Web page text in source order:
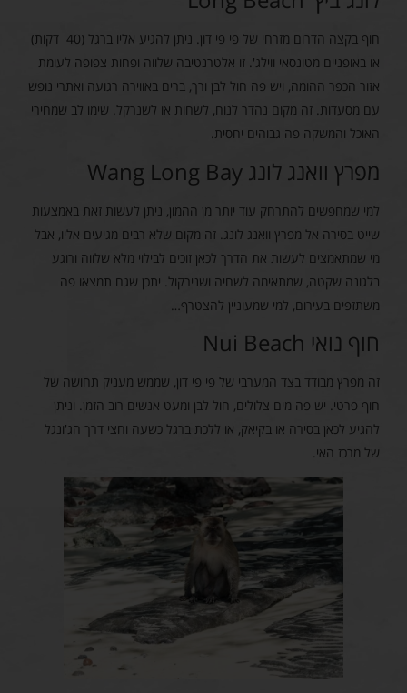
חוף בקצה הדרום מזרחי של פי פי דון. ניתן להגיע אליו ברגל (40 דקות)
או באופניים מטונסאי ווילג'. זו אלטרנטיבה שלווה ופחות צפופה לעומת
אזור הכפר ההומה, ויש פה חול לבן ורך, ברים באווירה רגועה ואתרי נופש
עם מסעדות. זה מקום נהדר לנוח, לשחות או לשנרקל. שימו לב שמחירי
האוכל והמשקה פה גבוהים יחסית.
מפרץ וואנג לונג Wang Long Bay
למי שמחפשים להתרחק עוד יותר מן ההמון, ניתן לעשות זאת באמצעות
שייט בסירה אל מפרץ וואנג לונג. זה מקום שלא רבים מגיעים אליו, אבל
מי שמתאמצים לעשות את הדרך לכאן זוכים לבילוי מלא שלווה ורוגע
בלגונה שקטה, שמתאימה לשחיה ושנירקול. יתכן שגם תמצאו פה
משתזפים בעירום, למי שמעוניין להצטרף…
חוף נואי Nui Beach
זה מפרץ מבודד בצד המערבי של פי פי דון, שממש מעניק תחושה של
חוף פרטי. יש פה מים צלולים, חול לבן ומעט אנשים רוב הזמן. וניתן
להגיע לכאן בסירה או בקיאק, או ללכת ברגל כשעה וחצי דרך הג'ונגל
של מרכז האי.